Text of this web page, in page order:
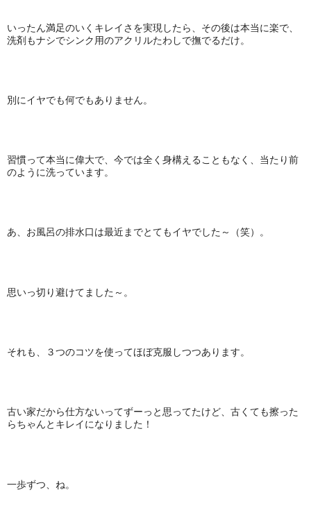
いったん満足のいくキレイさを実現したら、その後は本当に楽で、
洗剤もナシでシンク用のアクリルたわしで撫でるだけ。
別にイヤでも何でもありません。
習慣って本当に偉大で、今では全く身構えることもなく、当たり前
のように洗っています。
あ、お風呂の排水口は最近までとてもイヤでした～（笑）。
思いっ切り避けてました～。
それも、３つのコツを使ってほぼ克服しつつあります。
古い家だから仕方ないってずーっと思ってたけど、古くても擦った
らちゃんとキレイになりました！
一歩ずつ、ね。